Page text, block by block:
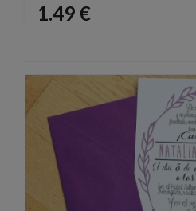
Precio
1.49 €